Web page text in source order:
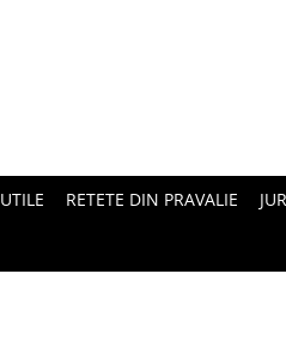
UTILE RETETE DIN PRAVALIE